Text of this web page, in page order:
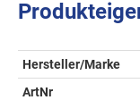
Hersteller/Marke
ArtNr